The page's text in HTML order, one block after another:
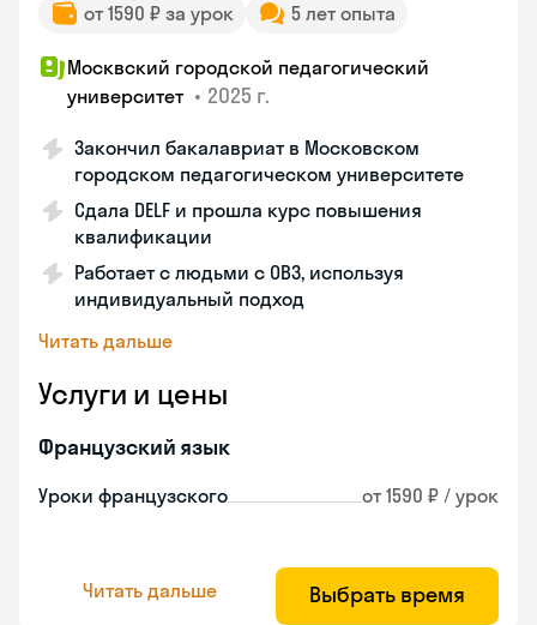
от 1590 ₽ за урок 5 лет опыта
Москвский городской педагогический
университет • 2025 г.
Закончил бакалавриат в Московском
городском педагогическом университете
Сдала DELF и прошла курс повышения
квалификации
Работает с людьми с ОВЗ, используя
индивидуальный подход
Читать дальше
Услуги и цены
Французский язык
Уроки французского от 1590 ₽ / урок
Читать дальше Выбрать время